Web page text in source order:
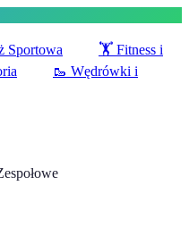
Sportowa 🏋️ Fitness i
🥾 Wędrówki i